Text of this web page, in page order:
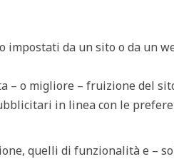
da un sito o da un
– o migliore – fruizione del
in linea con le
quelli di funzionalità e –